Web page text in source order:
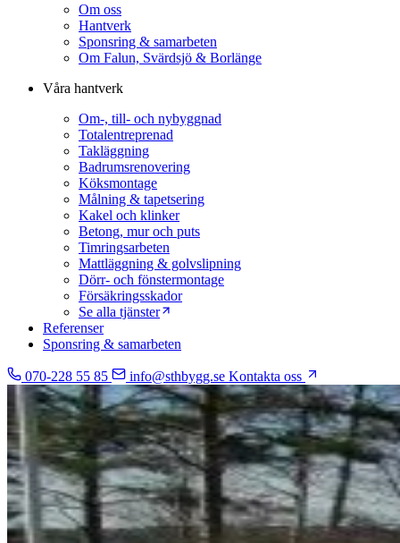
Om oss
Hantverk
Sponsring & samarbeten
Om Falun, Svärdsjö & Borlänge
Våra hantverk
Om-, till- och nybyggnad
Totalentreprenad
Takläggning
Badrumsrenovering
Köksmontage
Målning & tapetsering
Kakel och klinker
Betong, mur och puts
Timringsarbeten
Mattläggning & golvslipning
Dörr- och fönstermontage
Försäkringsskador
Se alla tjänster
Referenser
Sponsring & samarbeten
070-228 55 85 info@sthbygg.se Kontakta oss